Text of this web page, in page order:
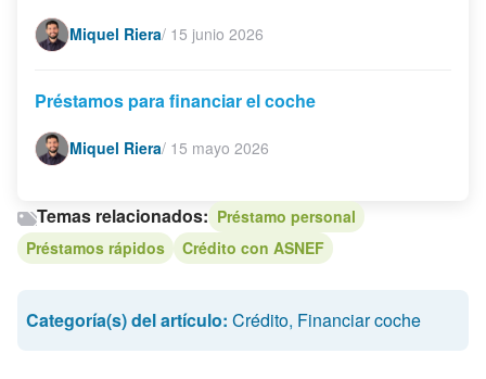
Miquel Riera/ 15 junio 2026
Préstamos para financiar el coche
Miquel Riera/ 15 mayo 2026
Temas relacionados: Préstamo personal
Préstamos rápidos
Crédito con ASNEF
Categoría(s) del artículo: Crédito, Financiar coche